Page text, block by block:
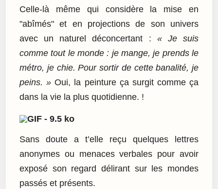
Celle-là même qui considère la mise en
"abîmés" et en projections de son univers
avec un naturel déconcertant : « Je suis
comme tout le monde : je mange, je prends le
métro, je chie. Pour sortir de cette banalité, je
peins. » Oui, la peinture ça surgit comme ça
dans la vie la plus quotidienne. !
Sans doute a t’elle reçu quelques lettres
anonymes ou menaces verbales pour avoir
exposé son regard délirant sur les mondes
passés et présents.